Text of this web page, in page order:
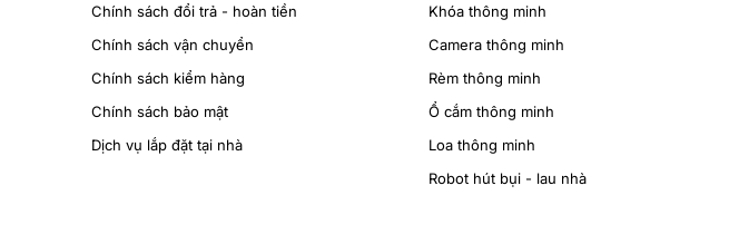
Chính sách đổi trả - hoàn tiền
Chính sách vận chuyển
Chính sách kiểm hàng
Chính sách bảo mật
Dịch vụ lắp đặt tại nhà
Khóa thông minh
Camera thông minh
Rèm thông minh
Ổ cắm thông minh
Loa thông minh
Robot hút bụi - lau nhà